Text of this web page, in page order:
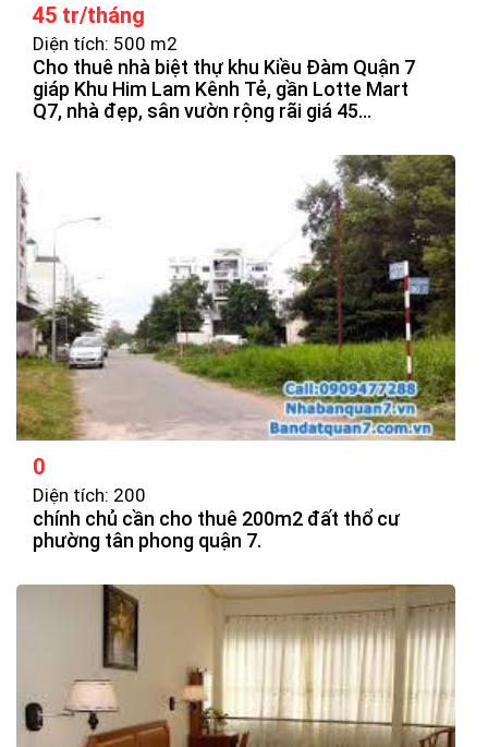
45 tr/tháng
Diện tích: 500 m2
Cho thuê nhà biệt thự khu Kiều Đàm Quận 7
giáp Khu Him Lam Kênh Tẻ, gần Lotte Mart
Q7, nhà đẹp, sân vườn rộng rãi giá 45
0
Diện tích: 200
chính chủ cần cho thuê 200m2 đất thổ cư
phường tân phong quận 7.